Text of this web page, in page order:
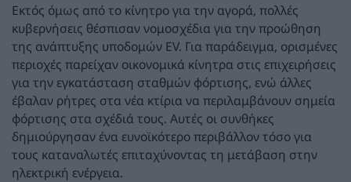
Εκτός όμως από το κίνητρο για την αγορά, πολλές
κυβερνήσεις θέσπισαν νομοσχέδια για την προώθηση
της ανάπτυξης υποδομών EV. Για παράδειγμα, ορισμένες
περιοχές παρείχαν οικονομικά κίνητρα στις επιχειρήσεις
για την εγκατάσταση σταθμών φόρτισης, ενώ άλλες
έβαλαν ρήτρες στα νέα κτίρια να περιλαμβάνουν σημεία
φόρτισης στα σχέδιά τους. Αυτές οι συνθήκες
δημιούργησαν ένα ευνοϊκότερο περιβάλλον τόσο για
τους καταναλωτές επιταχύνοντας τη μετάβαση στην
ηλεκτρική ενέργεια.